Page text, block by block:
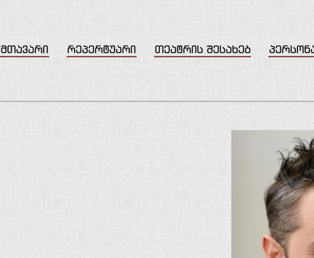
მთავარი რეპერტუარი თეატრის შესახებ